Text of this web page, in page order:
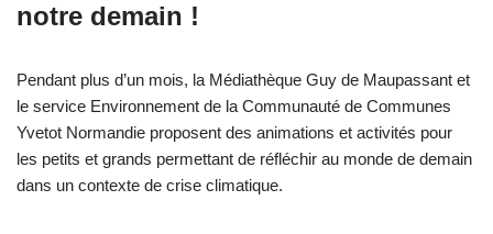
notre demain !
Pendant plus d’un mois, la Médiathèque Guy de Maupassant et
le service Environnement de la Communauté de Communes
Yvetot Normandie proposent des animations et activités pour
les petits et grands permettant de réfléchir au monde de demain
dans un contexte de crise climatique.